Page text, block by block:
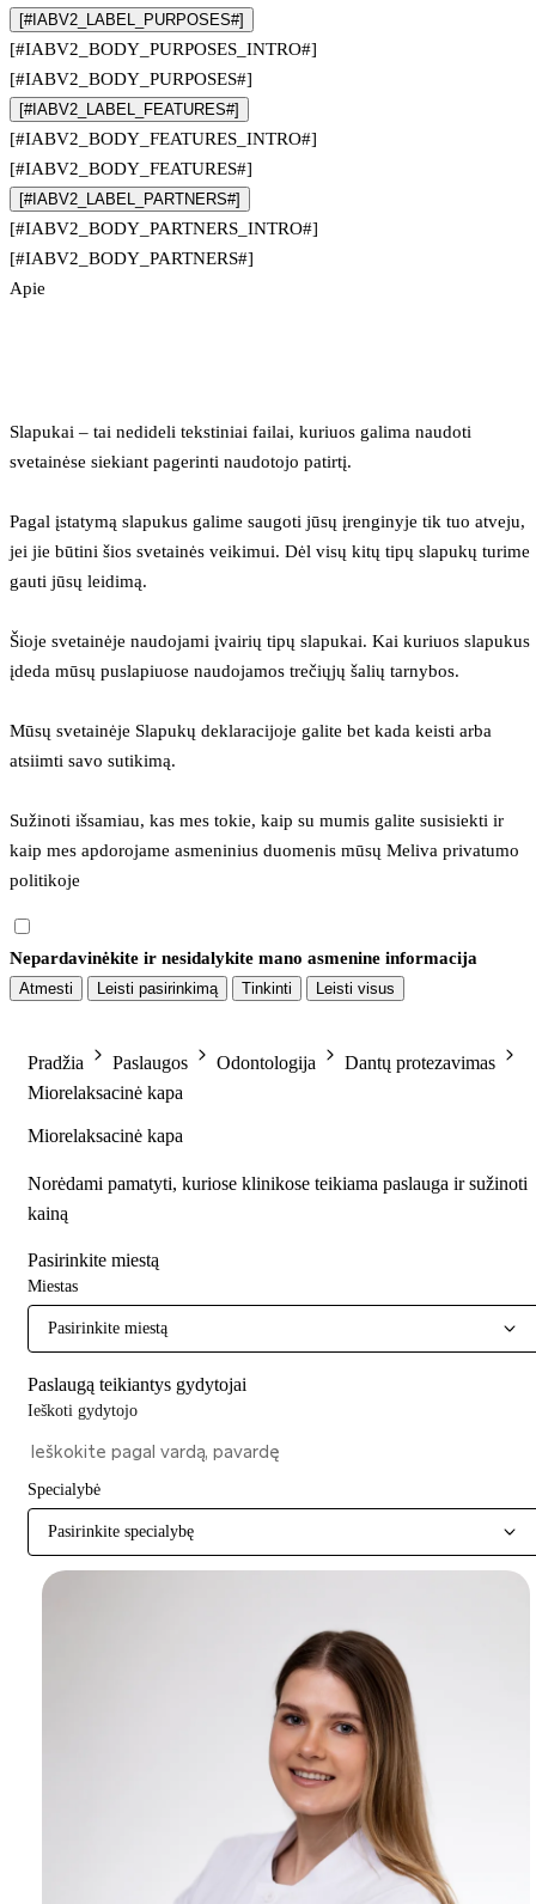
[#IABV2_LABEL_PURPOSES#]
[#IABV2_BODY_PURPOSES_INTRO#]
[#IABV2_BODY_PURPOSES#]
[#IABV2_LABEL_FEATURES#]
[#IABV2_BODY_FEATURES_INTRO#]
[#IABV2_BODY_FEATURES#]
[#IABV2_LABEL_PARTNERS#]
[#IABV2_BODY_PARTNERS_INTRO#]
[#IABV2_BODY_PARTNERS#]
Apie
Slapukai – tai nedideli tekstiniai failai, kuriuos galima naudoti
svetainėse siekiant pagerinti naudotojo patirtį.
Pagal įstatymą slapukus galime saugoti jūsų įrenginyje tik tuo atveju,
jei jie būtini šios svetainės veikimui. Dėl visų kitų tipų slapukų turime
gauti jūsų leidimą.
Šioje svetainėje naudojami įvairių tipų slapukai. Kai kuriuos slapukus
įdeda mūsų puslapiuose naudojamos trečiųjų šalių tarnybos.
Mūsų svetainėje Slapukų deklaracijoje galite bet kada keisti arba
atsiimti savo sutikimą.
Sužinoti išsamiau, kas mes tokie, kaip su mumis galite susisiekti ir
kaip mes apdorojame asmeninius duomenis mūsų Meliva privatumo
politikoje
Nepardavinėkite ir nesidalykite mano asmenine informacija
Atmesti Leisti pasirinkimą Tinkinti Leisti visus
Pradžia Paslaugos Odontologija
Dantų protezavimas
Miorelaksacinė kapa
Miorelaksacinė kapa
Norėdami pamatyti, kuriose klinikose teikiama paslauga ir sužinoti
kainą
Pasirinkite miestą
Miestas
Pasirinkite miestą
Paslaugą teikiantys gydytojai
Ieškoti gydytojo
Specialybė
Pasirinkite specialybę